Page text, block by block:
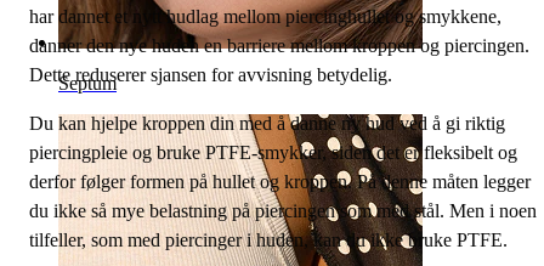
Septum
har dannet et nytt hudlag mellom piercinghullet og smykkene,
danner den nye huden en barriere mellom kroppen og piercingen.
Dette reduserer sjansen for avvisning betydelig.
Du kan hjelpe kroppen din med å danne ny hud ved å gi riktig
piercingpleie og bruke PTFE-smykker, siden det er fleksibelt og
derfor følger formen på hullet og kroppen. På denne måten legger
du ikke så mye belastning på piercingen som med stål. Men i noen
tilfeller, som med piercinger i huden, kan du ikke bruke PTFE.